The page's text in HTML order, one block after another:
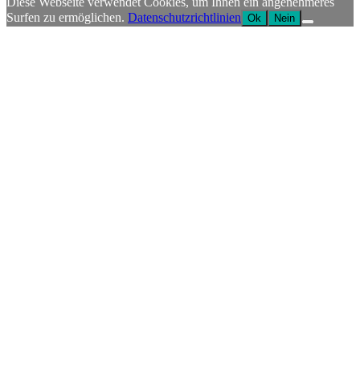
Surfen zu ermöglichen. Datenschutzrichtlinien Ok Nein